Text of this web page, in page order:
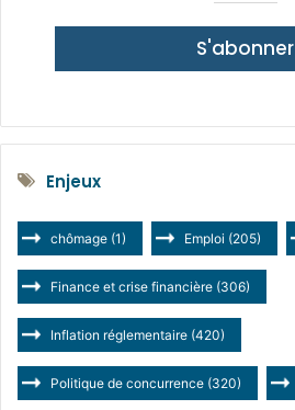
S'abonner
Enjeux
chômage (1) Emploi (205)
Finance et crise financière (306)
Inflation réglementaire (420)
Politique de concurrence (320)